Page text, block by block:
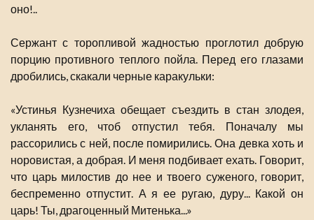
оно!..
Сержант с торопливой жадностью проглотил добрую
порцию противного теплого пойла. Перед его глазами
дробились, скакали черные каракульки:
«Устинья Кузнечиха обещает съездить в стан злодея,
укланять его, чтоб отпустил тебя. Поначалу мы
рассорились с ней, после помирились. Она девка хоть и
норовистая, а добрая. И меня подбивает ехать. Говорит,
что царь милостив до нее и твоего суженого, говорит,
беспременно отпустит. А я ее ругаю, дуру... Какой он
царь! Ты, драгоценный Митенька...»